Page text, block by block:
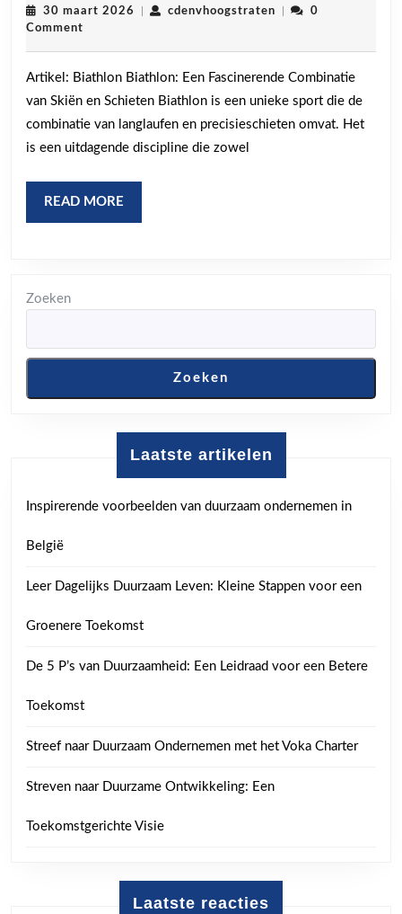
30 maart 2026 cdenvhoogstratencdenvhoogstraten
0
Comment
Artikel: Biathlon Biathlon: Een Fascinerende Combinatie
van Skiën en Schieten Biathlon is een unieke sport die de
combinatie van langlaufen en precisieschieten omvat. Het
is een uitdagende discipline die zowel
READ MORE
MORE
Zoeken
Zoeken
Laatste artikelen
Inspirerende voorbeelden van duurzaam ondernemen in
België
Leer Dagelijks Duurzaam Leven: Kleine Stappen voor een
Groenere Toekomst
De 5 P’s van Duurzaamheid: Een Leidraad voor een Betere
Toekomst
Streef naar Duurzaam Ondernemen met het Voka Charter
Streven naar Duurzame Ontwikkeling: Een
Toekomstgerichte Visie
Laatste reacties